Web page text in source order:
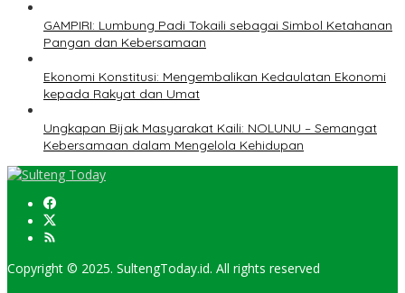
GAMPIRI: Lumbung Padi Tokaili sebagai Simbol Ketahanan
Pangan dan Kebersamaan
Ekonomi Konstitusi: Mengembalikan Kedaulatan Ekonomi
kepada Rakyat dan Umat
Ungkapan Bijak Masyarakat Kaili: NOLUNU – Semangat
Kebersamaan dalam Mengelola Kehidupan
Copyright © 2025. SultengToday.id. All rights reserved